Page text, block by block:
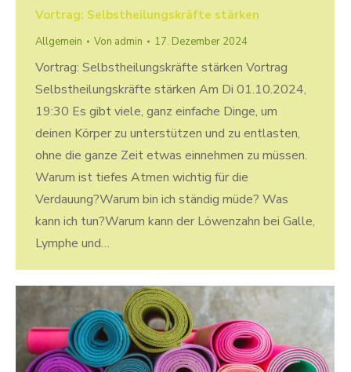
Vortrag: Selbstheilungskräfte stärken
Allgemein Von admin 17. Dezember 2024
Vortrag: Selbstheilungskräfte stärken Vortrag
Selbstheilungskräfte stärken Am Di 01.10.2024,
19:30 Es gibt viele, ganz einfache Dinge, um
deinen Körper zu unterstützen und zu entlasten,
ohne die ganze Zeit etwas einnehmen zu müssen.
Warum ist tiefes Atmen wichtig für die
Verdauung?Warum bin ich ständig müde? Was
kann ich tun?Warum kann der Löwenzahn bei Galle,
Lymphe und…